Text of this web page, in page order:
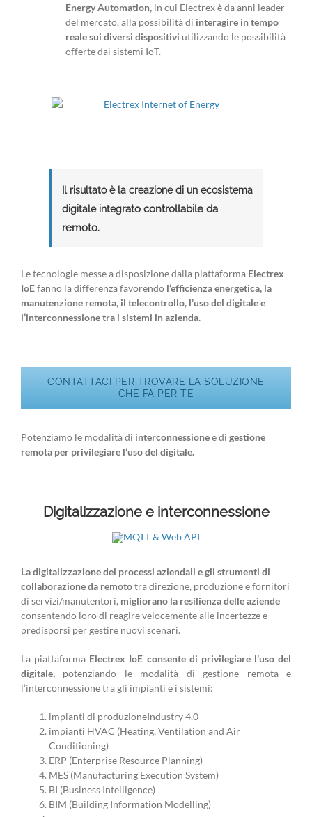
Energy Automation, in cui Electrex è da anni leader
del mercato, alla possibilità di interagire in tempo
reale sui diversi dispositivi utilizzando le possibilità
offerte dai sistemi IoT.
Il risultato è la creazione di un ecosistema
digitale integrato controllabile da
remoto.
Le tecnologie messe a disposizione dalla piattaforma Electrex
IoEfanno la differenza favorendo l’efficienza energetica, la
manutenzione remota, il telecontrollo, l’uso del digitale e
l’interconnessione tra i sistemi in azienda.
CONTATTACI PER TROVARE LA SOLUZIONE
CHE FA PER TE
Potenziamo le modalità di interconnessionee di gestione
remota per privilegiare l’uso del digitale.
Digitalizzazione e interconnessione
La digitalizzazione dei processi aziendali e gli strumenti di
collaborazione da remototra direzione, produzione e fornitori
di servizi/manutentori, migliorano la resilienza delle aziende
consentendo loro di reagire velocemente alle incertezze e
predisporsi per gestire nuovi scenari.
La piattaforma Electrex IoE consente di privilegiare l’uso del
digitale, potenziando le modalità di gestione remota e
l’interconnessione tra gli impianti e i sistemi:
impianti di produzioneIndustry 4.0
impianti HVAC (Heating, Ventilation and Air
Conditioning)
ERP (Enterprise Resource Planning)
MES (Manufacturing Execution System)
BI (Business Intelligence)
BIM (Building Information Modelling)